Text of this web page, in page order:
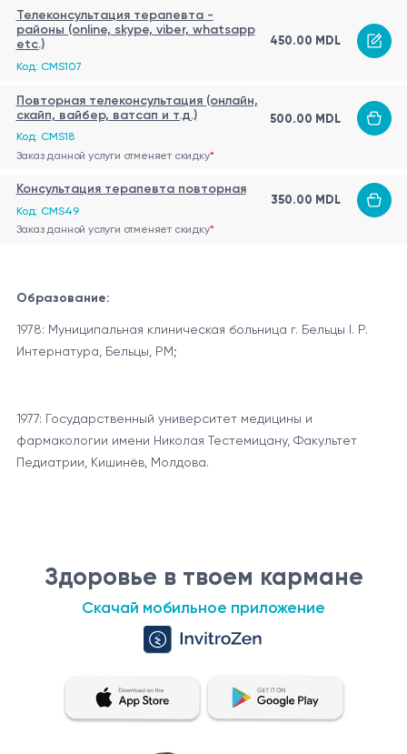
Телеконсультация терапевта -
районы (online, skype, viber, whatsapp
etc.)
Код: CMS107
450.00 MDL
Повторная телеконсультация (онлайн,
скайп, вайбер, ватсап и т.д.)
Код: CMS18
500.00 MDL
Заказ данной услуги отменяет скидку*
Консультация терапевта повторная
Код: CMS49
350.00 MDL
Заказ данной услуги отменяет скидку*
Образование:
1978: Муниципальная клиническая больница г. Бельцы I. P.
Интернатура, Бельцы, РМ;
1977: Государственный университет медицины и
фармакологии имени Николая Тестемицану, Факультет
Педиатрии, Кишинёв, Молдова.
Здоровье в твоем кармане
Скачай мобильное приложение